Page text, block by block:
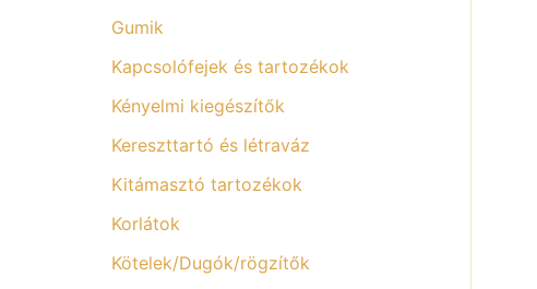
Gumik
Kapcsolófejek és tartozékok
Kényelmi kiegészítők
Kereszttartó és létraváz
Kitámasztó tartozékok
Korlátok
Kötelek/Dugók/rögzítők